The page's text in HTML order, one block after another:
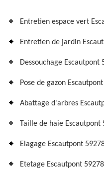
Entretien espace vert
Entretien de jardin
Dessouchage Escautpont
Pose de gazon
Abattage d'arbres
Taille de haie Escautpont
Elagage Escautpont
Etetage Escautpont 59278